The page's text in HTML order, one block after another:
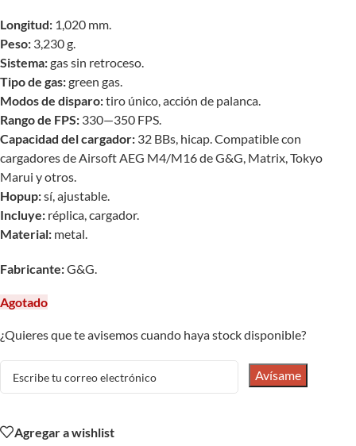
Longitud: 1,020 mm.
Peso: 3,230 g.
Sistema:gas sin retroceso.
Tipo de gas:green gas.
Modos de disparo:tiro único, acción de palanca.
Rango de FPS: 330—350 FPS.
Capacidad del cargador: 32 BBs, hicap. Compatible con
cargadores de Airsoft AEG M4/M16 de G&G, Matrix, Tokyo
Marui y otros.
Hopup:sí, ajustable.
Incluye: réplica, cargador.
Material: metal.
Fabricante:G&G.
Agotado
¿Quieres que te avisemos cuando haya stock disponible?
Avísame
Agregar a wishlist